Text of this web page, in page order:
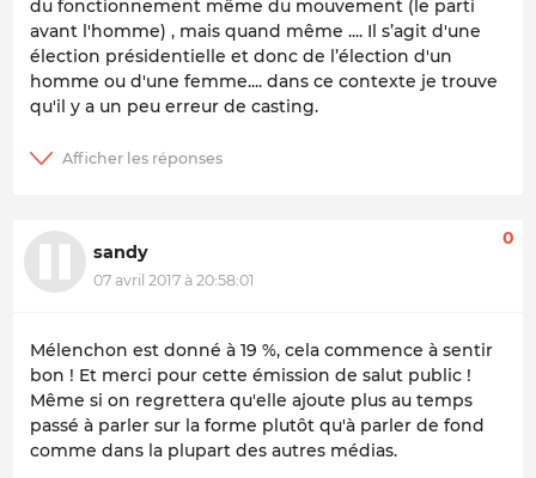
du fonctionnement même du mouvement (le parti
avant l'homme) , mais quand même .... Il s’agit d'une
élection présidentielle et donc de l’élection d'un
homme ou d'une femme.... dans ce contexte je trouve
qu'il y a un peu erreur de casting.
sandy
07 avril 2017 à 20:58:01
0
Mélenchon est donné à 19 %, cela commence à sentir
bon ! Et merci pour cette émission de salut public !
Même si on regrettera qu'elle ajoute plus au temps
passé à parler sur la forme plutôt qu'à parler de fond
comme dans la plupart des autres médias.